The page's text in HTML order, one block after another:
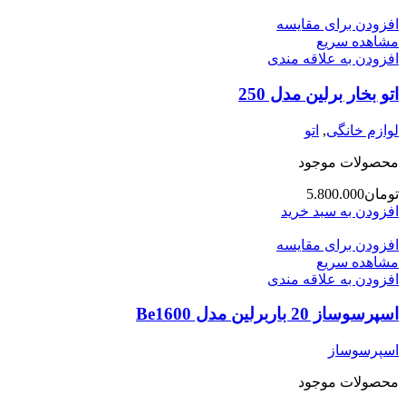
افزودن برای مقایسه
مشاهده سریع
افزودن به علاقه مندی
اتو بخار برلین مدل 250
لوازم خانگی, اتو
محصولات موجود
تومان5.800.000
افزودن به سبد خرید
افزودن برای مقایسه
مشاهده سریع
افزودن به علاقه مندی
اسپرسوساز 20 باربرلین مدل Be1600
اسپرسوساز
محصولات موجود